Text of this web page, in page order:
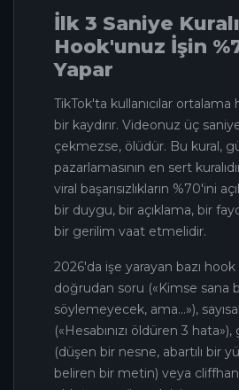
İlk 3 Saniye
Hook'unuz İşin
Yapar
TikTok'ta kullanıcılar ortalama
bir kaydırır. Videonuz üç
çekmezse, ölüdür. Bu kural,
pazarlamasının en sert
viral başarısızlıkların %70'ini
bir duygu, bir açıklama, bir
bir gerilim vaat etmelidir.
2026'da işe yarayan bazı hook
doğrudan soru («Kimse sana
söylemeyecek, ama…»),
(«Hesabınızı öldüren 3
(düşen bir nesne, abartılı bir
beliren bir metin) veya